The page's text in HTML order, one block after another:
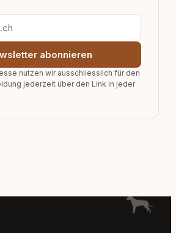
abonnieren
nutzen wir ausschliesslich für den
jederzeit über den Link in jeder